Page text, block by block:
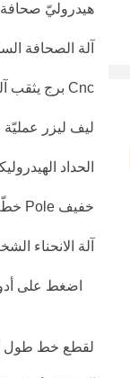
هيدروليّ صحافة
آلة الصحافة
Cnc برج يثقب آلة
ليف ليزر عمليّة
الحداد
خفيف Pole خطّ
آلة الانحناء
اضغط على
لقطع خط طول